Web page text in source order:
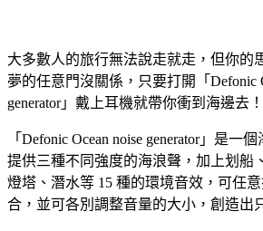
大多數人的旅行無法說走就走，但你的
夢的任意門沒關係，只要打開「Defonic
generator」戴上耳機就帶你衝到海邊去！
「Defonic Ocean noise generator」是一
提供三種不同強度的海浪聲，加上划船
燈塔、潛水等 15 種的環境音效，可任
合，並可各別調整音量的大小，創造出